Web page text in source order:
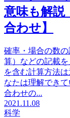
意味も解説
合わせ】
確率・場合の数
算）などの記載
を含む計算方法
なたは理解でき
合わせの...
2021.11.08
科学